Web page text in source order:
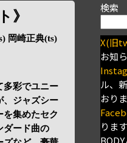
》
岡崎正典(ts)
多彩でユニー
、ジャズシー
を集めたセク
ダード曲の
検索
X(旧
お知
ル、
おり
りま